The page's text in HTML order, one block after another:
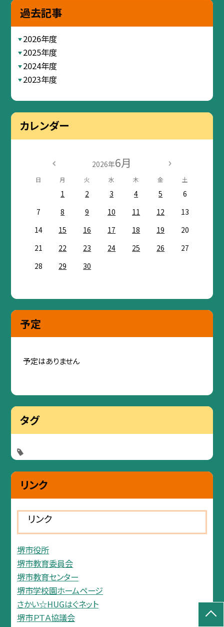
過去記事
2026年度
2025年度
2024年度
2023年度
カレンダー
2026年6月
日 月 火 水 木 金 土
1 2 3 4 5
6
7
8 9 10 11 12
13
14
15 16 17 18 19
20
21
22 23 24 25 26
27
28
29 30
予定
予定はありません
タグ
リンク
リンク
堺市役所
堺市教育委員会
堺市教育センター
堺市学校園ホームページ
さかい☆HUGはぐネット
堺市ＰＴＡ協議会